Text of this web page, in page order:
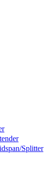
Splitter